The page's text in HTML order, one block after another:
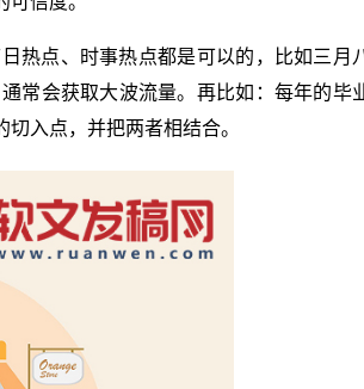
热点、时事热点都是可以的，比如三月
常会获取大波流量。再比如：每年的毕
入点，并把两者相结合。